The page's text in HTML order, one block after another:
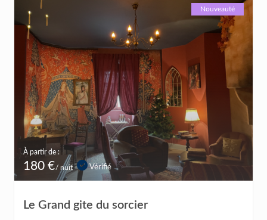
À partir de :
180 €/ nuit
Nouveauté
Vérifié
Le Grand gite du sorcier